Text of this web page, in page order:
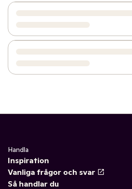
Handla
Inspiration
Vanliga frågor och svar
Så handlar du